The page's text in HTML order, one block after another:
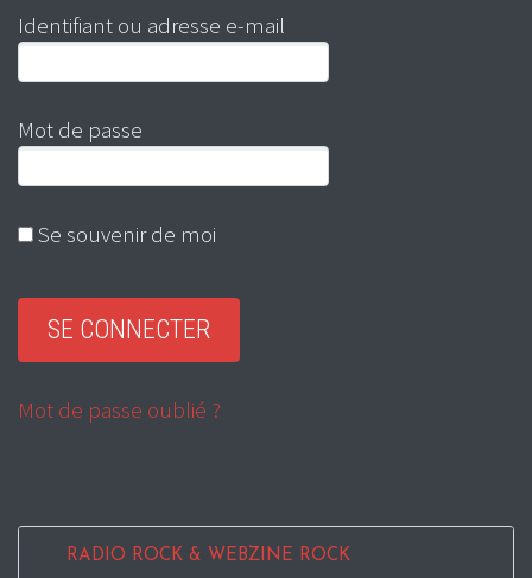
Identifiant ou adresse e-mail
Mot de passe
Se souvenir de moi
Mot de passe oublié ?
RADIO ROCK & WEBZINE ROCK